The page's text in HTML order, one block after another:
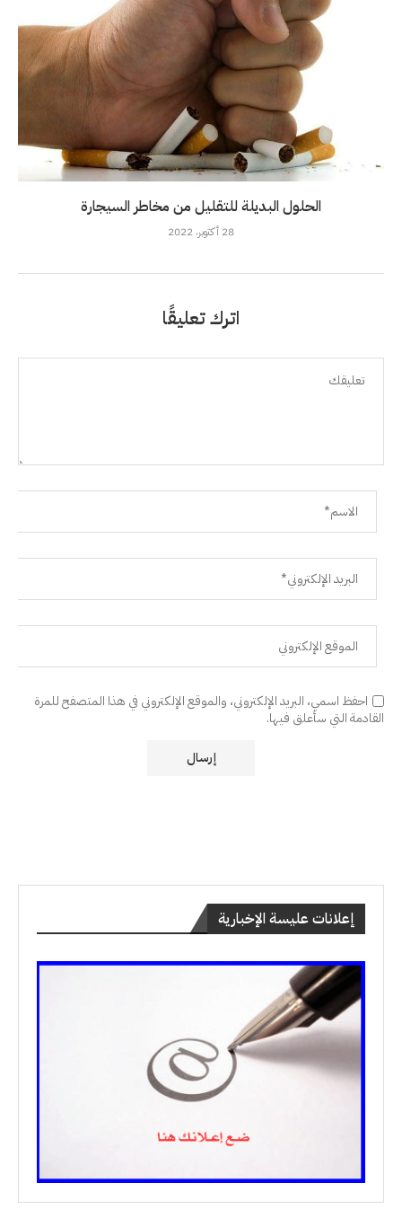
الحلول البديلة للتقليل من مخاطر السيجارة
28 أكتوبر، 2022
اترك تعليقًا
احفظ اسمي، البريد الإلكتروني، والموقع الإلكتروني في هذا المتصفح للمرة
القادمة التي سأعلق فيها.
إعلانات عليسة الإخبارية